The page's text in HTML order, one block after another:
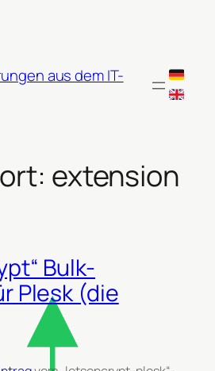
aus dem IT-
extension
Bulk-
Plesk (die